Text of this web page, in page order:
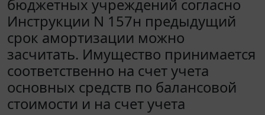
бюджетных учреждений согласно
Инструкции N 157н предыдущий
срок амортизации можно
засчитать. Имущество принимается
соответственно на счет учета
основных средств по балансовой
стоимости и на счет учета